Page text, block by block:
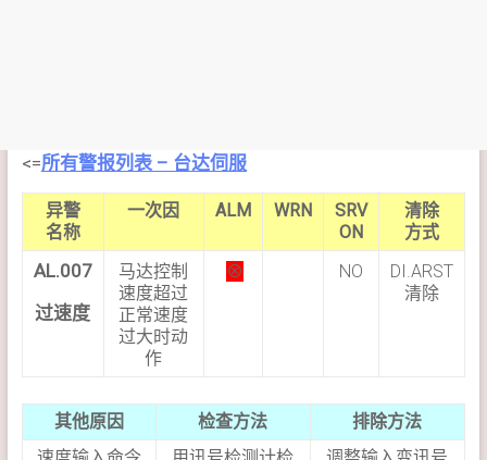
<=所有警报列表 – 台达伺服
异警
名称
一次因 ALM WRN
SRV
ON
清除
方式
AL.007
过速度
马达控制
速度超过
正常速度
过大时动
作
⊗ NO
DI.ARST
清除
其他原因 检查方法
排除方法